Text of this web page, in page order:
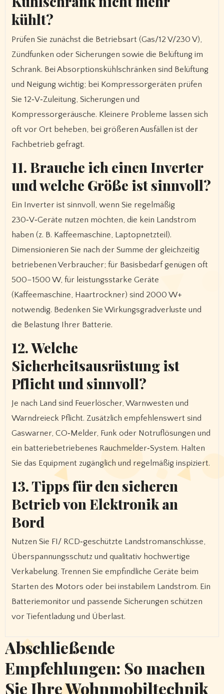
kühlt?
Prüfen Sie zunächst die Betriebsart (Gas/12 V/230 V),
Zündfunken oder Sicherungen sowie die Belüftung im
Schrank. Bei Absorptionskühlschränken sind Belüftung
und Neigung wichtig; bei Kompressorgeräten prüfen
Sie 12‑V‑Zuleitung, Sicherungen und
Kompressorgeräusche. Kleinere Probleme lassen sich
oft vor Ort beheben, bei größeren Ausfällen ist der
Fachbetrieb gefragt.
11. Brauche ich einen Inverter
und welche Größe ist sinnvoll?
Ein Inverter ist sinnvoll, wenn Sie regelmäßig
230‑V‑Geräte nutzen möchten, die kein Landstrom
haben (z. B. Kaffeemaschine, Laptopnetzteil).
Dimensionieren Sie nach der Summe der gleichzeitig
betriebenen Verbraucher; für Basisbedarf genügen oft
500–1500 W, für leistungsstarke Geräte
(Kaffeemaschine, Haartrockner) sind 2000 W+
notwendig. Bedenken Sie Wirkungsgradverluste und
die Belastung Ihrer Batterie.
12. Welche
Sicherheitsausrüstung ist
Pflicht und sinnvoll?
Je nach Land sind Feuerlöscher, Warnwesten und
Warndreieck Pflicht. Zusätzlich empfehlenswert sind
Gaswarner, CO‑Melder, Funk oder Notruflösungen und
ein batteriebetriebenes Rauchmelder‑System. Halten
Sie das Equipment zugänglich und regelmäßig inspiziert.
13. Tipps für den sicheren
Betrieb von Elektronik an
Bord
Nutzen Sie FI/ RCD‑geschützte Landstromanschlüsse,
Überspannungsschutz und qualitativ hochwertige
Verkabelung. Trennen Sie empfindliche Geräte beim
Starten des Motors oder bei instabilem Landstrom. Ein
Batteriemonitor und passende Sicherungen schützen
vor Tiefentladung und Überlast.
Abschließende
Empfehlungen: So machen
Sie Ihre Wohnmobiltechnik